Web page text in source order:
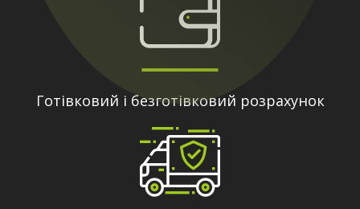
Готівковий і безготівковий розрахунок